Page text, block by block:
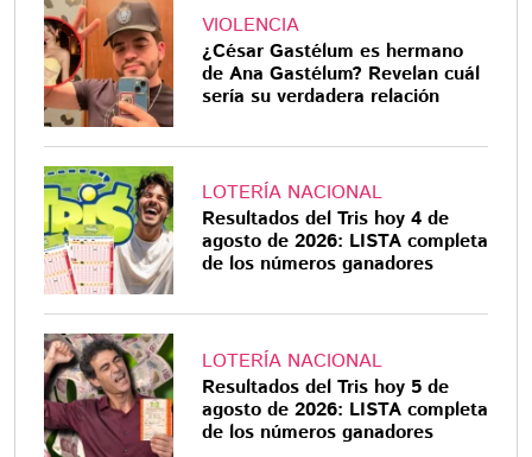
VIOLENCIA
¿César Gastélum es hermano
de Ana Gastélum? Revelan cuál
sería su verdadera relación
LOTERÍA NACIONAL
Resultados del Tris hoy 4 de
agosto de 2026: LISTA completa
de los números ganadores
LOTERÍA NACIONAL
Resultados del Tris hoy 5 de
agosto de 2026: LISTA completa
de los números ganadores